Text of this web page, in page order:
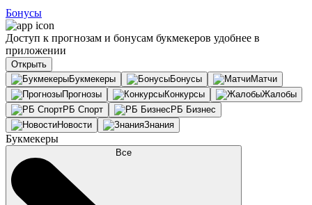
Бонусы
Доступ к прогнозам и бонусам букмекеров удобнее в
приложении
Открыть
Букмекеры
Бонусы
Матчи
Прогнозы
Конкурсы
Жалобы
РБ Спорт
РБ Бизнес
Новости
Знания
Букмекеры
Все